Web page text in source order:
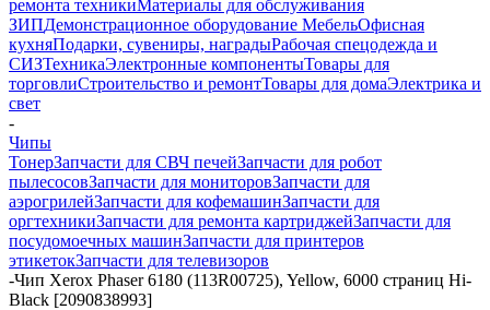
ремонта техникиМатериалы для обслуживания
ЗИПДемонстрационное оборудование МебельОфисная
кухняПодарки, сувениры, наградыРабочая спецодежда и
СИЗТехникаЭлектронные компонентыТовары для
торговлиСтроительство и ремонтТовары для домаЭлектрика и
свет
-
Чипы
ТонерЗапчасти для СВЧ печейЗапчасти для робот
пылесосовЗапчасти для мониторовЗапчасти для
аэрогрилейЗапчасти для кофемашинЗапчасти для
оргтехникиЗапчасти для ремонта картриджейЗапчасти для
посудомоечных машинЗапчасти для принтеров
этикетокЗапчасти для телевизоров
-Чип Xerox Phaser 6180 (113R00725), Yellow, 6000 страниц Hi-
Black [2090838993]